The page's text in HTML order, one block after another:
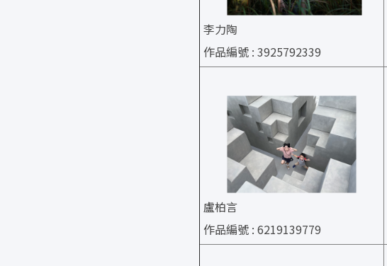
李力陶
作品編號 : 3925792339
盧柏言
作品編號 : 6219139779